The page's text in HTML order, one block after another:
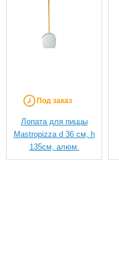
Под заказ
Лопата для пиццы
Mastropizza d 36 см, h
135см, алюм.